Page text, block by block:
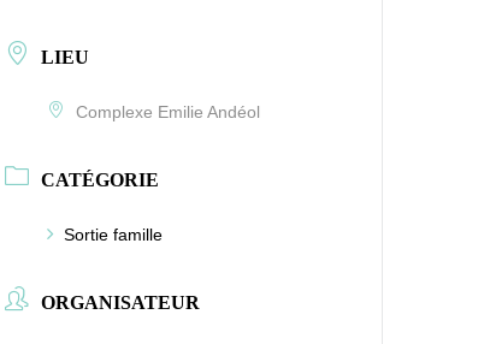
LIEU
Complexe Emilie Andéol
CATÉGORIE
Sortie famille
ORGANISATEUR